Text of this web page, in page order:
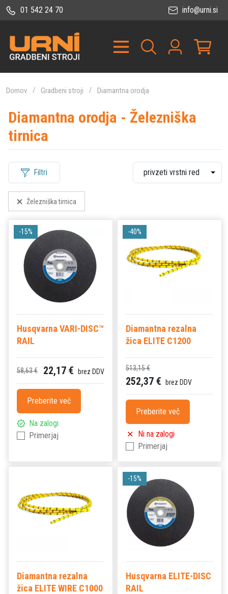
01 542 24 70 info@urni.si
Domov Gradbeni stroji Diamantna orodja
Diamantna orodja - Železniška
tirnica
Filtri
Železniška tirnica
Husqvarna VARI-DISC™
RAIL
58,63 € 22,17 € brez DDV
Preberite več
Na zalogi
Primerjaj
-15%
Diamantna rezalna
žica ELITE C1200
513,15 €
252,37 € brez DDV
Preberite več
Ni na zalogi
Primerjaj
-40%
Diamantna rezalna
žica ELITE WIRE C1000
Husqvarna ELITE-DISC
RAIL
-15%